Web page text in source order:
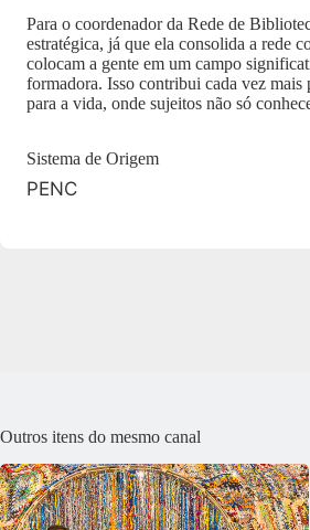
Para o coordenador da Rede de
estratégica, já que ela consolida a rede
colocam a gente em um campo
formadora. Isso contribui cada vez mais
para a vida, onde sujeitos não só
Sistema de Origem
PENC
Outros itens do mesmo canal